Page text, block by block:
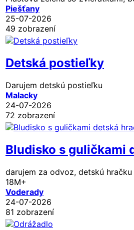
Piešťany
25-07-2026
49 zobrazení
Detská postieľky
Darujem detskú postieľku
Malacky
24-07-2026
72 zobrazení
Bludisko s guličkami
darujem za odvoz, detskú
18M+
Voderady
24-07-2026
81 zobrazení